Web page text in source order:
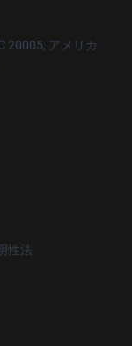
20005, アメリカ
性法